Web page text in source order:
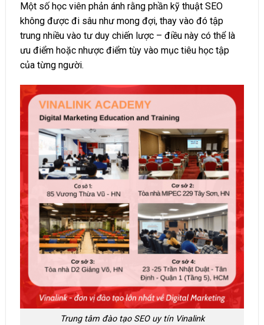
Một số học viên phản ánh rằng phần kỹ thuật SEO
không được đi sâu như mong đợi, thay vào đó tập
trung nhiều vào tư duy chiến lược – điều này có thể là
ưu điểm hoặc nhược điểm tùy vào mục tiêu học tập
của từng người.
Trung tâm đào tạo SEO uy tín Vinalink